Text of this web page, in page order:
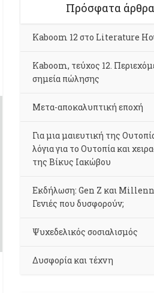
Πρόσφατα άρθρα
Kaboom 12 στο Literature
Kaboom, τεύχος 12.
σημεία πώλησης
Μετα-αποκαλυπτική εποχή
Για μια μαιευτική της
λόγια για το Ουτοπία και
της Βίκυς Ιακώβου
Εκδήλωση: Gen Z και
Γενιές που δυσφορούν;
Ψυχεδελικός σοσιαλισμός
Δυσφορία και τέχνη